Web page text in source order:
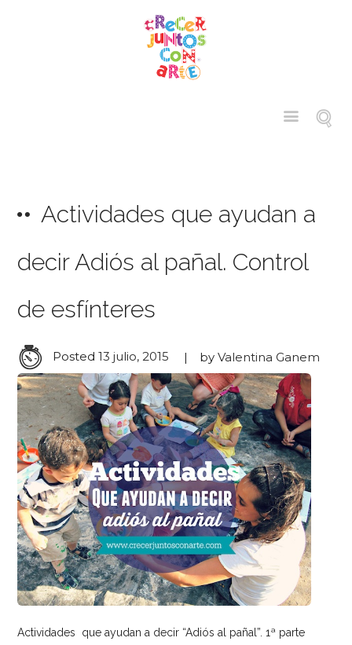
Actividades que ayudan a
decir Adiós al pañal. Control
de esfínteres
Posted 13 julio, 2015 by Valentina Ganem
Actividades que ayudan a decir “Adiós al pañal”. 1ª parte